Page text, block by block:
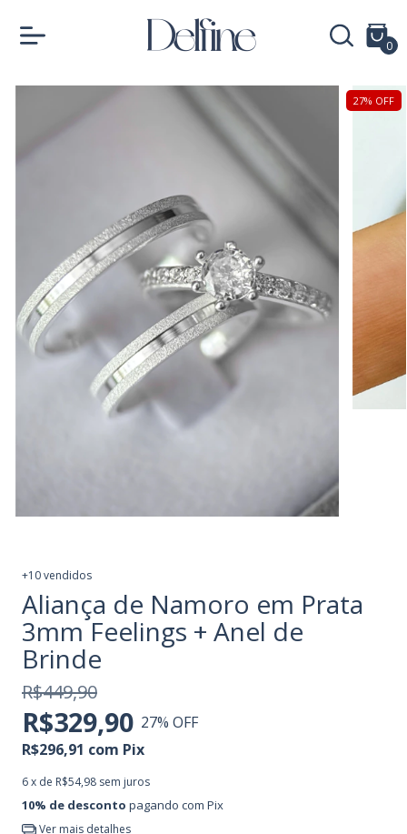
0
27% OFF
+10 vendidos
Aliança de Namoro em Prata
3mm Feelings + Anel de
Brinde
R$449,90
R$329,90 27% OFF
R$296,91 com Pix
6x de R$54,98 sem juros
10% de desconto pagando com Pix
Ver mais detalhes